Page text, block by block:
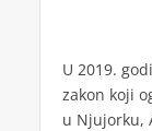
U 2019.
zakon koji
u Njujorku,